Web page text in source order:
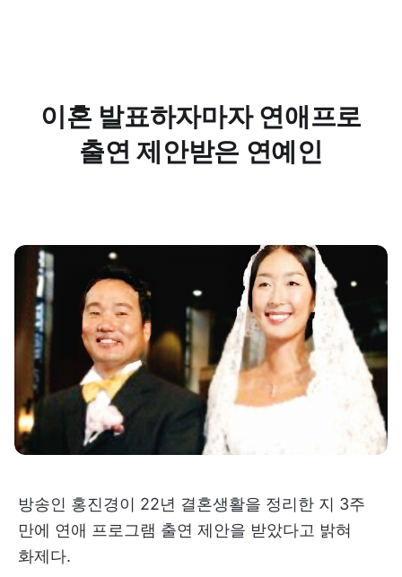
이혼 발표하자마자 연애프로
출연 제안받은 연예인
방송인 홍진경이 22년 결혼생활을 정리한 지 3주
만에 연애 프로그램 출연 제안을 받았다고 밝혀
화제다.